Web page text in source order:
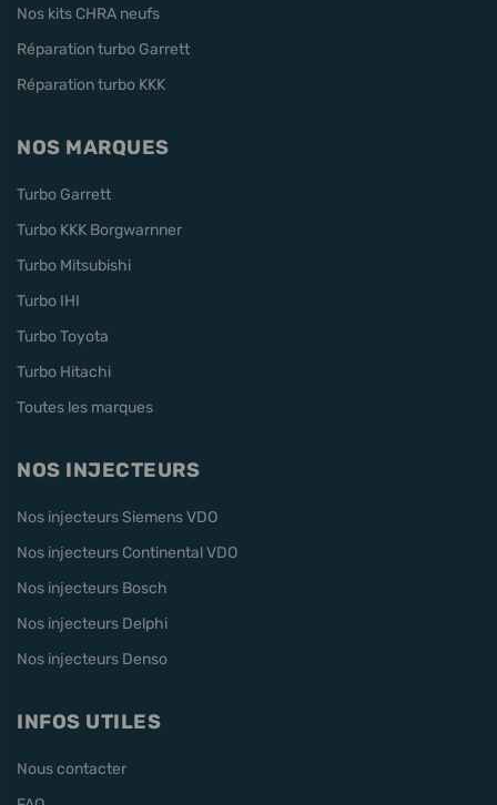
Nos kits CHRA neufs
Réparation turbo Garrett
Réparation turbo KKK
NOS MARQUES
Turbo Garrett
Turbo KKK Borgwarnner
Turbo Mitsubishi
Turbo IHI
Turbo Toyota
Turbo Hitachi
Toutes les marques
NOS INJECTEURS
Nos injecteurs Siemens VDO
Nos injecteurs Continental VDO
Nos injecteurs Bosch
Nos injecteurs Delphi
Nos injecteurs Denso
INFOS UTILES
Nous contacter